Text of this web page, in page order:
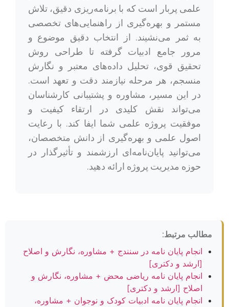
علمی پربار است که با برنامه‌ریزی دقیق، تلاش
مستمر و بهره‌گیری از راهنمایی‌های تخصصی
به ثمر می‌نشیند. از انتخاب دقیق موضوع و
مرور جامع ادبیات گرفته تا طراحی روش
تحقیق قوی، تحلیل داده‌های معتبر و نگارش
منسجم، هر مرحله نیازمند دقت و تعهد است.
در این مسیر، مشاوره و پشتیبانی کارشناسان
می‌تواند نقش کلیدی در ارتقاء کیفیت و
موفقیت پروژه علمی شما ایفا کند. با رعایت
اصول علمی و بهره‌گیری از دانش متخصصان،
می‌توانید پایان‌نامه‌ای ارزشمند و تأثیرگذار در
حوزه مدیریت پروژه ارائه دهید.
مطالب مرتبط:
انجام پایان نامه در سنندج + مشاوره، نگارش و اصلاح
[ارشد و دکتری]
انجام پایان نامه ریاضی محض + مشاوره، نگارش و
اصلاح [ارشد و دکتری]
انجام پایان نامه ادبیات کودک و نوجوان + مشاوره،